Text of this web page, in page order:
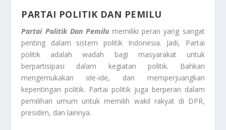
PARTAI POLITIK DAN PEMILU
Partai Politik Dan Pemilumemiliki peran yang sangat
penting dalam sistem politik Indonesia. Jadi, Partai
politik adalah wadah bagi masyarakat untuk
berpartisipasi dalam kegiatan politik. Bahkan
mengemukakan ide-ide, dan memperjuangkan
kepentingan politik. Partai politik juga berperan dalam
pemilihan umum untuk memilih wakil rakyat di DPR,
presiden, dan lainnya.